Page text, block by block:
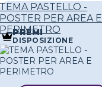
TEMA PASTELLO -
POSTER PER AREA E
PERIMETRO
PREMI
DISPOSIZIONE